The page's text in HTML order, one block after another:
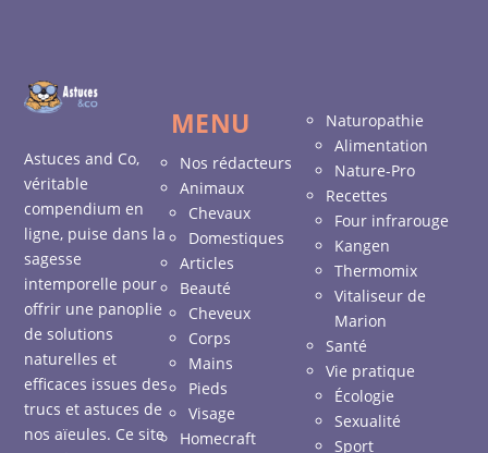
Astuces and Co,
véritable
compendium en
ligne, puise dans la
sagesse
intemporelle pour
offrir une panoplie
de solutions
naturelles et
efficaces issues des
trucs et astuces de
nos aïeules. Ce site
MENU
Nos rédacteurs
Animaux
Chevaux
Domestiques
Articles
Beauté
Cheveux
Corps
Mains
Pieds
Visage
Homecraft
Naturopathie
Alimentation
Nature-Pro
Recettes
Four infrarouge
Kangen
Thermomix
Vitaliseur de
Marion
Santé
Vie pratique
Écologie
Sexualité
Sport